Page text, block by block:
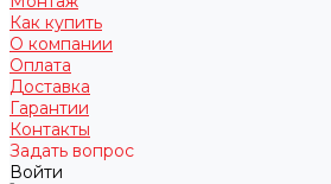
Как купить
О компании
Оплата
Доставка
Гарантии
Контакты
Задать вопрос
Войти